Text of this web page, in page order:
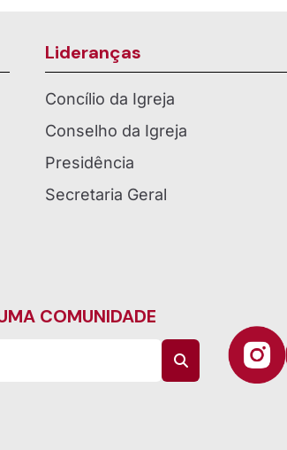
Lideranças
Concílio da Igreja
Conselho da Igreja
Presidência
Secretaria Geral
COMUNIDADE